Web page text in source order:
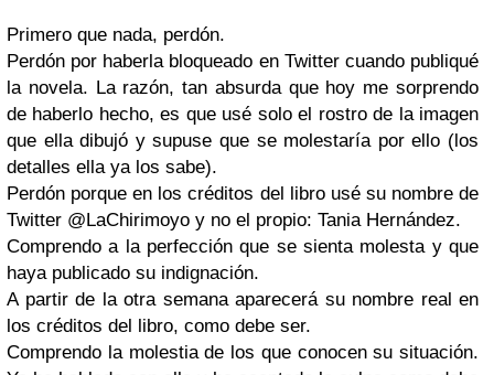
Primero que nada, perdón.
Perdón por haberla bloqueado en Twitter cuando publiqué
la novela. La razón, tan absurda que hoy me sorprendo
de haberlo hecho, es que usé solo el rostro de la imagen
que ella dibujó y supuse que se molestaría por ello (los
detalles ella ya los sabe).
Perdón porque en los créditos del libro usé su nombre de
Twitter @LaChirimoyo y no el propio: Tania Hernández.
Comprendo a la perfección que se sienta molesta y que
haya publicado su indignación.
A partir de la otra semana aparecerá su nombre real en
los créditos del libro, como debe ser.
Comprendo la molestia de los que conocen su situación.